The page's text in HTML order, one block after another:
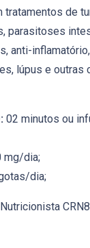
tratamentos de
parasitoses
anti-inflamatório,
lúpus e outras
02 minutos ou
mg/dia;
dia;